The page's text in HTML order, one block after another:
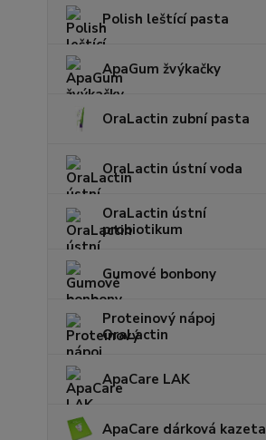
Polish leštící pasta
ApaGum žvýkačky
OraLactin zubní pasta
OraLactin ústní voda
OraLactin ústní
probiotikum
Gumové bonbony
Proteinový nápoj
OraLactin
ApaCare LAK
ApaCare dárková kazeta